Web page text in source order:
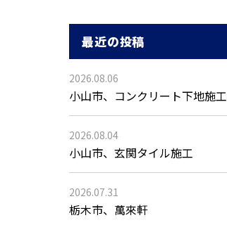
最近の投稿
2026.08.06
小山市、コンクリート下地施工
2026.08.04
小山市、玄関タイル施工
2026.07.31
栃木市、萬來軒